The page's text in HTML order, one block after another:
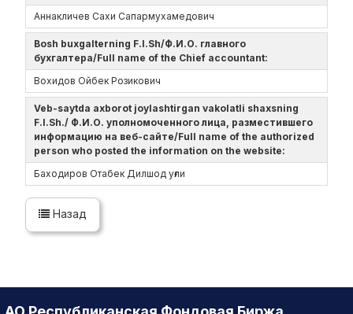
Аннакличев Сахи Сапармухамедович
Bosh buxgalterning F.I.Sh/Ф.И.О. главного
бухгалтера/Full name of the Chief accountant:
Вохидов Ойбек Розикович
Veb-saytda axborot joylashtirgan vakolatli shaxsning
F.I.Sh./ Ф.И.О. уполномоченного лица, разместившего
информацию на веб-сайте/Full name of the authorized
person who posted the information on the website:
Баходиров Отабек Дилшод уғли
Назад